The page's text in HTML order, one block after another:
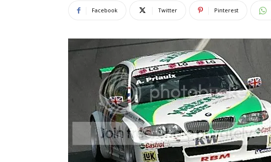
Facebook Twitter Pinterest